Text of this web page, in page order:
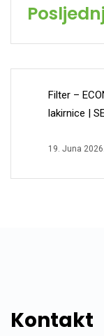
Filter –
lakirnice |
19. Juna 2026.
Kontakt